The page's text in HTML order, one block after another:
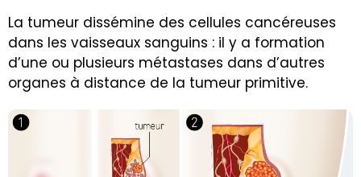
La tumeur dissémine des cellules cancéreuses
dans les vaisseaux sanguins : il y a formation
d’une ou plusieurs métastases dans d’autres
organes à distance de la tumeur primitive.